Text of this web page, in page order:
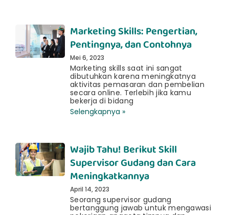
Marketing Skills: Pengertian,
Pentingnya, dan Contohnya
Mei 6, 2023
Marketing skills saat ini sangat
dibutuhkan karena meningkatnya
aktivitas pemasaran dan pembelian
secara online. Terlebih jika kamu
bekerja di bidang
Selengkapnya »
Wajib Tahu! Berikut Skill
Supervisor Gudang dan Cara
Meningkatkannya
April 14, 2023
Seorang supervisor gudang
bertanggung jawab untuk mengawasi